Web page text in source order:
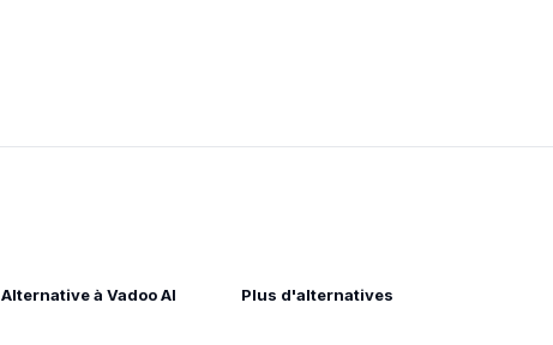
Alternative à Vadoo AI Plus d'alternatives